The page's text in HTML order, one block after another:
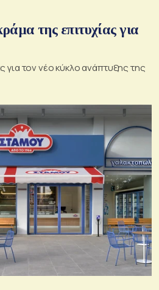
της επιτυχίας για
για τον νέο κύκλο ανάπτυξης της